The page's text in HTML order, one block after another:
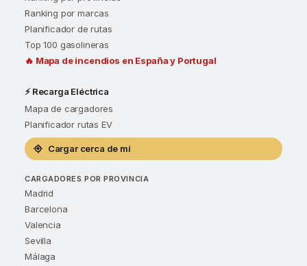
Ranking por marcas
Planificador de rutas
Top 100 gasolineras
🔥 Mapa de incendios en España y Portugal
⚡ Recarga Eléctrica
Mapa de cargadores
Planificador rutas EV
Cargar cerca de mí
CARGADORES POR PROVINCIA
Madrid
Barcelona
Valencia
Sevilla
Málaga